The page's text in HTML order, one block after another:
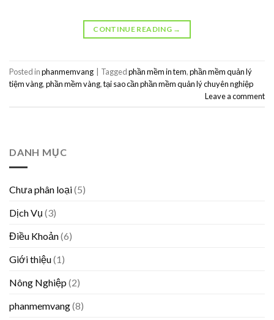
CONTINUE READING →
Posted inphanmemvang Taggedphần mềm in tem,phần mềm quản lý
tiệm vàng,phần mềm vàng,tại sao cần phần mềm quản lý chuyên nghiệp
Leave a comment
DANH MỤC
Chưa phân loại(5)
Dịch Vụ (3)
Điều Khoản(6)
Giới thiệu(1)
Nông Nghiệp(2)
phanmemvang(8)